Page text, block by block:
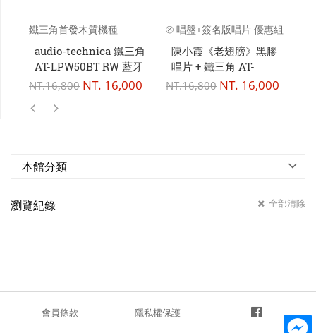
鐵三角首發木質機種
audio-technica 鐵三角
AT-LPW50BT RW 藍牙
無線 黑膠唱盤 黑膠唱片
NT.16,800 NT. 16,000
⦼ 唱盤+簽名版唱片 優惠組
合 ⦼
陳小霞《老翅膀》黑膠
唱片 + 鐵三角 AT-
LPW50BT RW 藍牙 無
NT.16,800 NT. 16,000
本館分類
瀏覽紀錄 全部清除
會員條款 隱私權保護